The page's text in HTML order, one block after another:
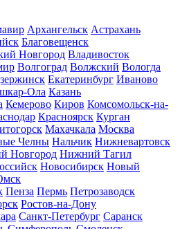
Архангельск Астрахань
Благовещенск
Новгород Владивосток
Волгоград Волжский Вологда
Екатеринбург Иваново
Ола Казань
Кемерово Киров Комсомольск-на-
Красноярск Курган
Махачкала Москва
Челны Нальчик Нижневартовск
Новгород Нижний Тагил
Новосибирск Новый
Пенза Пермь Петрозаводск
Ростов-на-Дону
Санкт-Петербург Саранск